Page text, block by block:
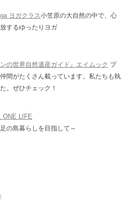
ヨガクラス小笠原の大自然の中で、心
するゆったりヨガ
ンの世界自然遺産ガイド』エイムック プ
間がたくさん載っています。私たちも執
。ぜひチェック！
ONE LIFE
の島暮らしを目指して～